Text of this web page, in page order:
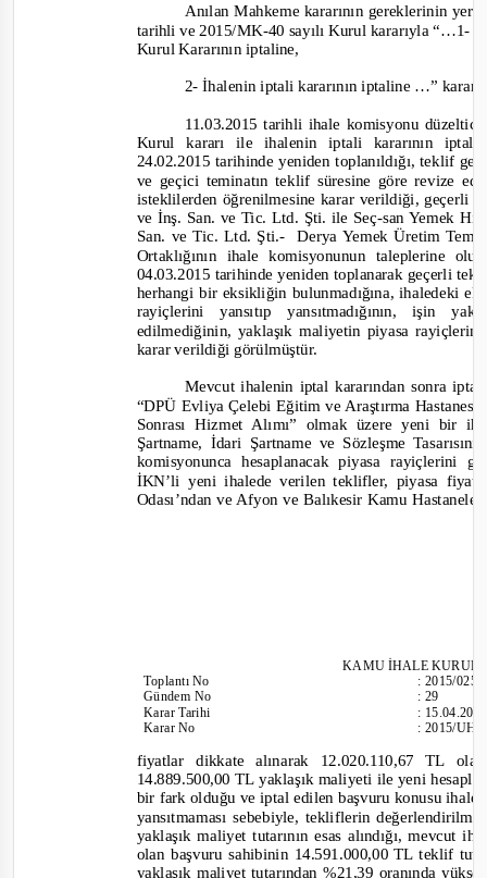
Anılan Mahkeme kararının gereklerinin
tarihli ve 2015/MK-40 sayılı Kurul kararıyla“…1-
Kurul Kararının iptaline,
2-İhalenin iptali kararının iptaline …” karar
11.03.2015 tarihli ihale komisyonu düzeltici
Kurul kararı ile ihalenin iptali kararının
24.02.2015 tarihinde yeniden toplanıldığı, teklif
ve geçici teminatın teklif süresine göre revize
isteklilerden öğrenilmesine karar verildiği, geçerli
ve İnş. San. ve Tic. Ltd. Şti. ile Seç-san Yemek
San. ve Tic. Ltd. Şti.-Derya Yemek Üretim
Ortaklığının ihale komisyonunun taleplerine
04.03.2015 tarihinde yeniden toplanarak geçerli
herhangi bir eksikliğin bulunmadığına, ihaledeki
rayiçlerini yansıtıp yansıtmadığının,
edilmediğinin, yaklaşık maliyetin piyasa rayiçlerini
karar verildiği görülmüştür.
Mevcut ihalenin iptal kararından sonra
“DPÜ Evliya Çelebi Eğitim ve Araştırma
Sonrası Hizmet Alımı” olmak üzere yeni bir
Şartname, İdari Şartname ve Sözleşme
komisyonunca hesaplanacak piyasa rayiçlerini
İKN’li yeni ihalede verilen teklifler, piyasa fiyat
Odası’ndan ve Afyon ve Balıkesir Kamu
KAMU İHALE
ToplantıNo
Gündem No
Karar Tarihi
Karar No
:2015/025
:29
:
:2015/
fiyatlar dikkate alınarak 12.020.110,67 TL
14.889.500,00 TL yaklaşık maliyeti ile yeni
bir fark olduğu ve iptal edilen başvuru konusu
yansıtmaması sebebiyle, tekliflerin
yaklaşık maliyet tutarının esas alındığı, mevcut
olan başvuru sahibinin 14.591.000,00 TL teklif
yaklaşık maliyet tutarından %21,39 oranında